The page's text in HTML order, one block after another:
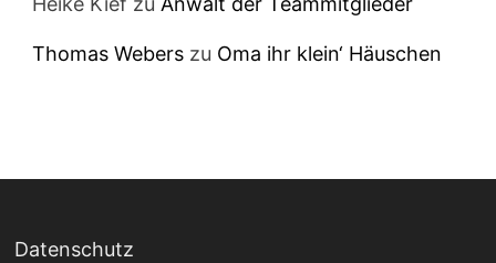
Thomas Webers zu Oma ihr klein‘ Häuschen
Datenschutz